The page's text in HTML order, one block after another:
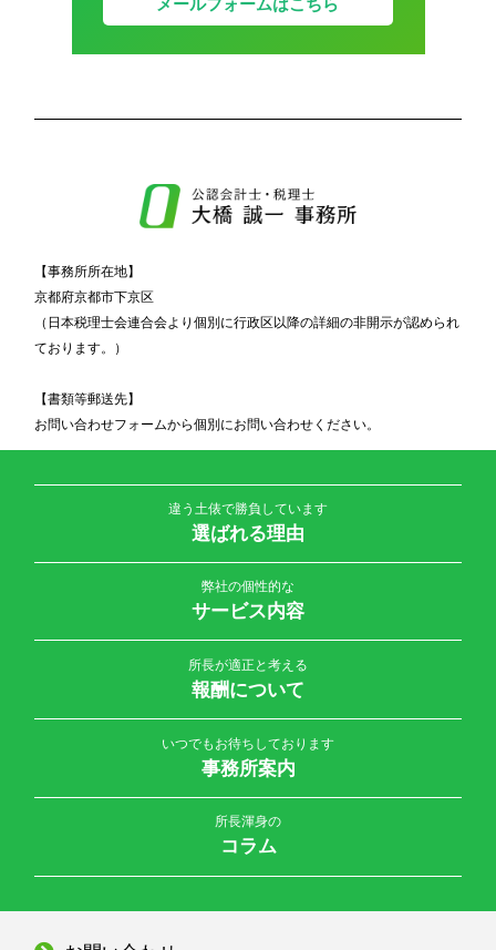
メールフォームはこちら
【事務所所在地】
京都府京都市下京区
（日本税理士会連合会より個別に行政区以降の詳細の非開示が認められ
ております。）
【書類等郵送先】
お問い合わせフォームから個別にお問い合わせください。
違う土俵で勝負しています
選ばれる理由
弊社の個性的な
サービス内容
所長が適正と考える
報酬について
いつでもお待ちしております
事務所案内
所長渾身の
コラム